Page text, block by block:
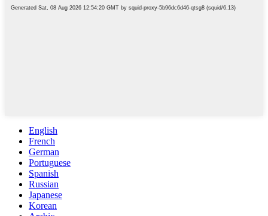
English
French
German
Portuguese
Spanish
Russian
Japanese
Korean